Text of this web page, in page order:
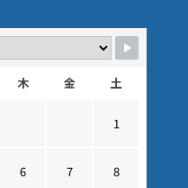
木 金 土
1
6 7 8